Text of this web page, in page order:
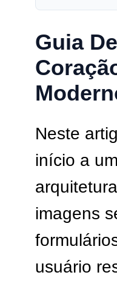
Guia
Neste
início a
imagens
usuário